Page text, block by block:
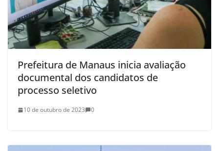
Prefeitura de Manaus inicia avaliação
documental dos candidatos de
processo seletivo
10 de outubro de 2023 0